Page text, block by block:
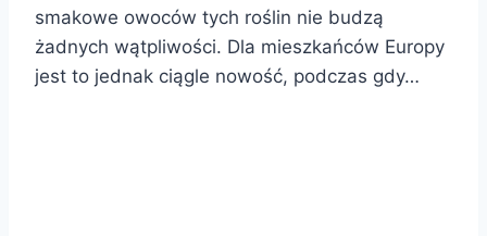
smakowe owoców tych roślin nie budzą
żadnych wątpliwości. Dla mieszkańców Europy
jest to jednak ciągle nowość, podczas gdy…